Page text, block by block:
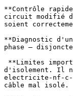
**Contrôle
circuit modifié
soient
**Diagnostic
phase —
d'isolement. Il
electricite-nf-c-
câble mal isolé.